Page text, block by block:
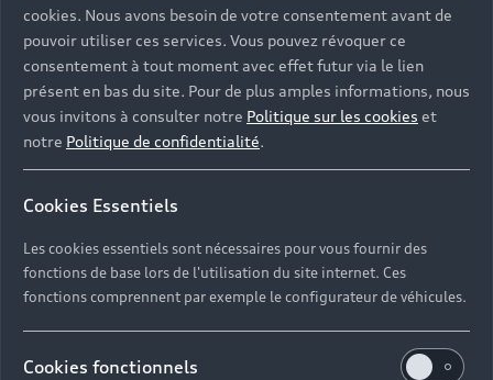
samedi de 9h00 à 12h00 et de 14h00 à 19h00, dans
cookies. Nous avons besoin de votre consentement avant de
pouvoir utiliser ces services. Vous pouvez révoquer ce
consentement à tout moment avec effet futur via le lien
présent en bas du site. Pour de plus amples informations, nous
vous invitons à consulter notre Politique sur les cookies et
notre Politique de confidentialité.
Cookies Essentiels
Les cookies essentiels sont nécessaires pour vous fournir des
fonctions de base lors de l'utilisation du site internet. Ces
fonctions comprennent par exemple le configurateur de véhicules.
Cookies fonctionnels